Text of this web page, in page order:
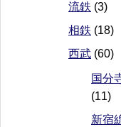
流鉄 (3)
相鉄 (18)
西武 (60)
国分
(11)
新宿